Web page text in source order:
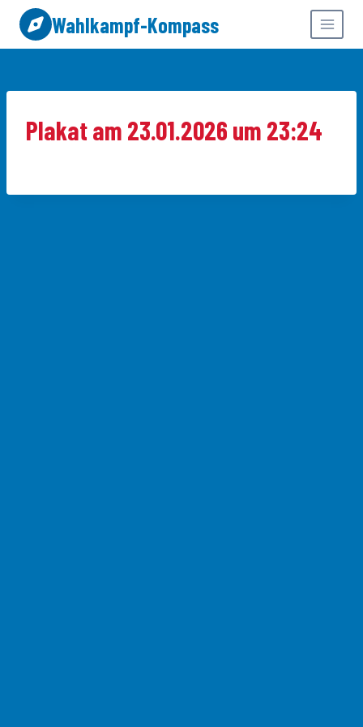
Zum
Inhalt
springen
Wahlkampf-Kompass
Plakat am 23.01.2026 um 23:24